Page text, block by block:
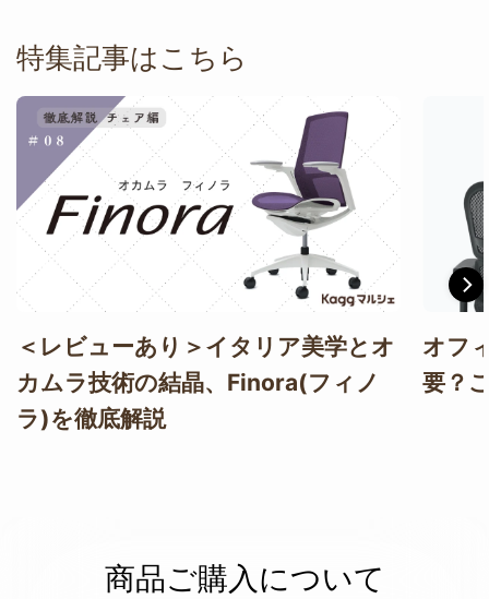
特集記事はこちら
＜レビューあり＞イタリア美学とオ
カムラ技術の結晶、Finora(フィノ
ラ)を徹底解説
オフ
要？
商品ご購入について